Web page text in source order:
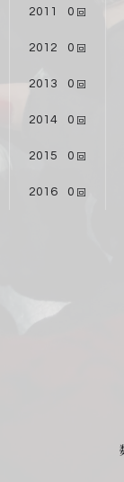
2011 0
2012 0
2013 0
2014 0
2015 0
2016 0